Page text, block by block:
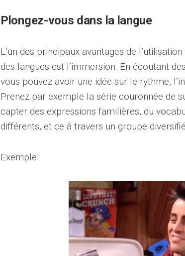
Plongez-vous dans la langue
L’un des principaux avantages de
des langues est l’immersion. En écoutant
vous pouvez avoir une idée sur le rythme,
Prenez par exemple la série couronnée de
capter des expressions familières, du
différents, et ce à travers un groupe
Exemple :